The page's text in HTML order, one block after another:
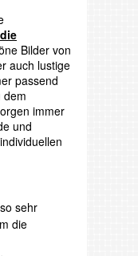
Bilder von
auch lustige
passend
dem
immer
und
sehr
die